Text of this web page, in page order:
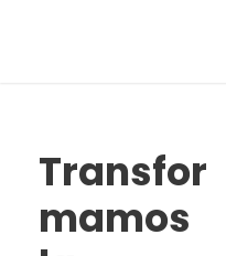
Transfor
mamos